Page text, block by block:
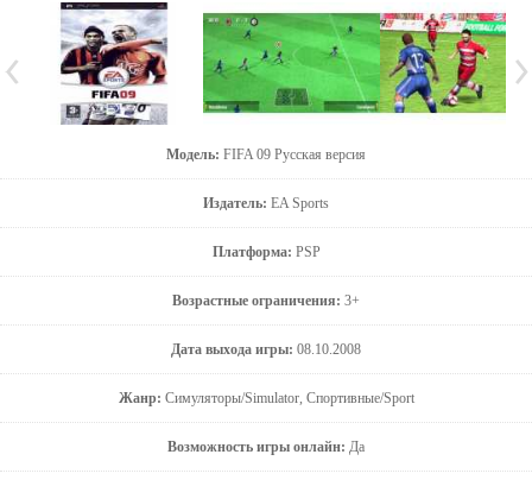
Модель: FIFA 09 Русская версия
Издатель: EA Sports
Платформа: PSP
Возрастные ограничения: 3+
Дата выхода игры: 08.10.2008
Жанр: Симуляторы/Simulator, Спортивные/Sport
Возможность игры онлайн: Да